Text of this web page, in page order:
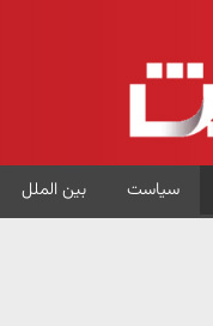
سیاست بین الملل